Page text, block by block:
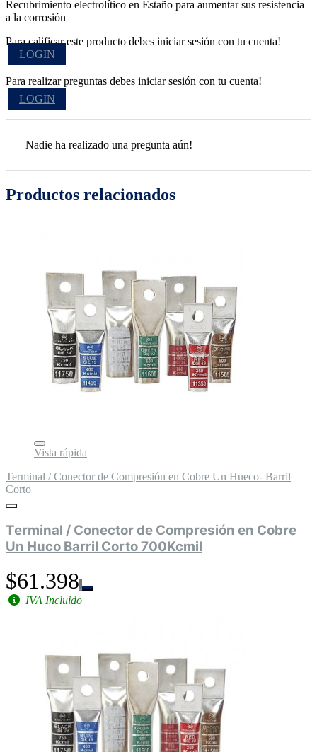
Recubrimiento electrolítico en Estaño para aumentar sus resistencia
a la corrosión
Para calificar este producto debes iniciar sesión con tu cuenta!
LOGIN
Para realizar preguntas debes iniciar sesión con tu cuenta!
LOGIN
Nadie ha realizado una pregunta aún!
Productos relacionados
Vista rápida
Terminal / Conector de Compresión en Cobre Un Hueco- Barril
Corto
Terminal / Conector de Compresión en Cobre
Un Huco Barril Corto 700Kcmil
$61.398
IVA Incluido